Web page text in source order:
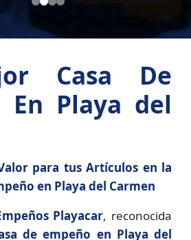
Casa De
En Playa del
para tus Artículos en la
en Playa del Carmen
Playacar, reconocida
de empeño en Playa del